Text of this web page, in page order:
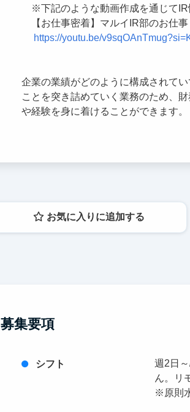
※下記のような動画作成を通じてIR
【お仕事密着】マルイIR部のお仕事
https://youtu.be/
企業の業績がどのように構成されて
ことを突き詰めていく業務のため、
や経験を身に着けることができます。
お気に入りに追加する
募集要項
シフト
週2日
ん。リ
※原則